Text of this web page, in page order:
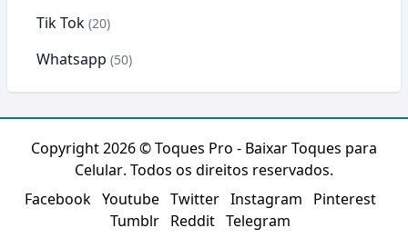
Tik Tok (20)
Whatsapp (50)
Copyright 2026 ©Toques Pro - Baixar Toques para
Celular. Todos os direitos reservados.
Facebook Youtube Twitter Instagram
Pinterest
Tumblr Reddit Telegram